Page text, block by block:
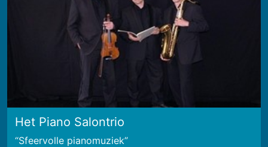
Het Piano Salontrio
Sfeervolle pianomuziek